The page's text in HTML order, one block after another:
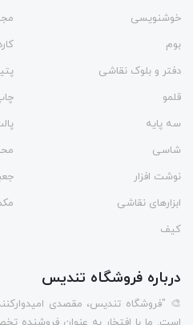
خوشنویسی
بوم
دفتر و بلوک نقاشی
قلمو
سه پایه
شاسی
نوشت افزار
ابزارهای نقاشی
کیف
درباره فروشگاه تندیس
🎨 "فروشگاه تندیس، مقصدی